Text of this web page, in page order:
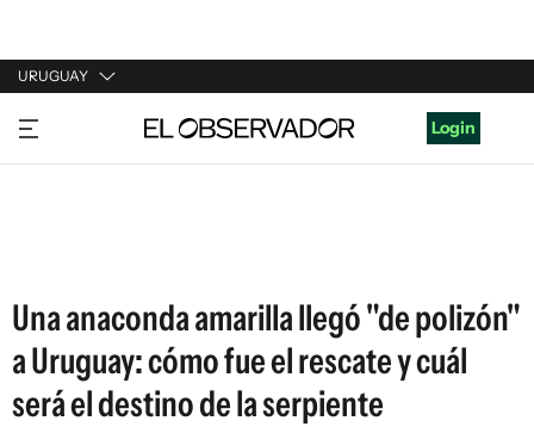
URUGUAY
URUGUAY
ARGENTINA
Login
Una anaconda amarilla llegó "de polizón"
a Uruguay: cómo fue el rescate y cuál
será el destino de la serpiente